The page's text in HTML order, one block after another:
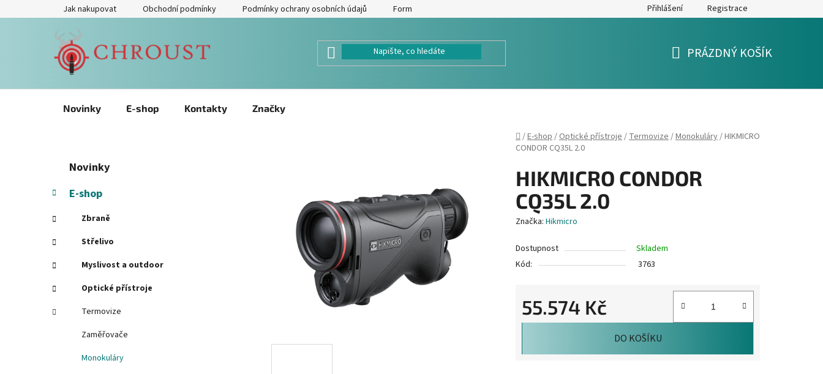
na
Jak nakupovat Obchodní podmínky Podmínky ochrany osobních údajů Formulář pro odstoupení od kupní smlouvy Formulář pro reklamaci a výměnu zboží Moje objednávka
Přihlášení Registrace
PRÁZDNÝ KOŠÍK
Novinky E-shop Kontakty Značky
Domů
/E-shop/Optické přístroje/Termovize/Monokuláry/HIKMICRO
CONDOR CQ35L 2.0
s
r
a
n
í
p
a
kategorie
t
e
g
r
e
Novinky
E-shop
Zbraně
Střelivo
Myslivost a outdoor
Optické přístroje
Termovize
Zaměřovače
Monokuláry
HIKMICRO CONDOR
CQ35L 2.0
Značka: Hikmicro
Dostupnost
Skladem
Kód:
3763
55.574 Kč
Měrná cena:
DO KOŠÍKU